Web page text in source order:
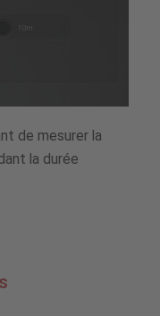
de mesurer la
la durée